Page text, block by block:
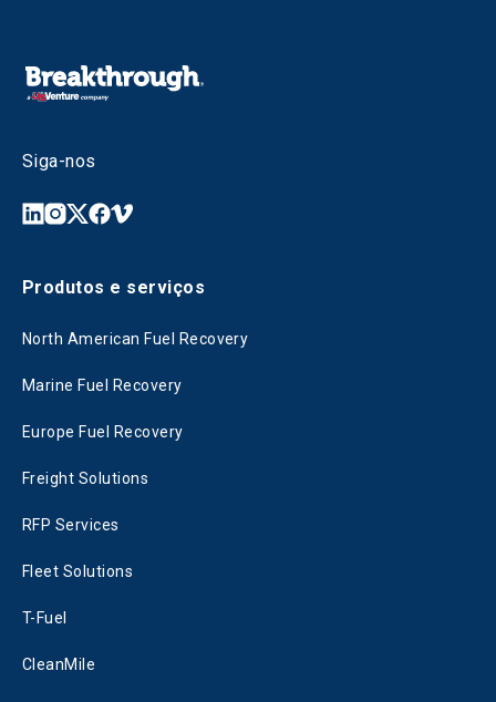
Siga-nos
Produtos e serviços
North American Fuel Recovery
Marine Fuel Recovery
Europe Fuel Recovery
Freight Solutions
RFP Services
Fleet Solutions
T-Fuel
CleanMile